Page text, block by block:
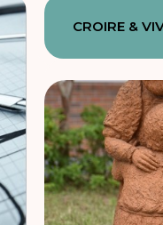
CROIRE &